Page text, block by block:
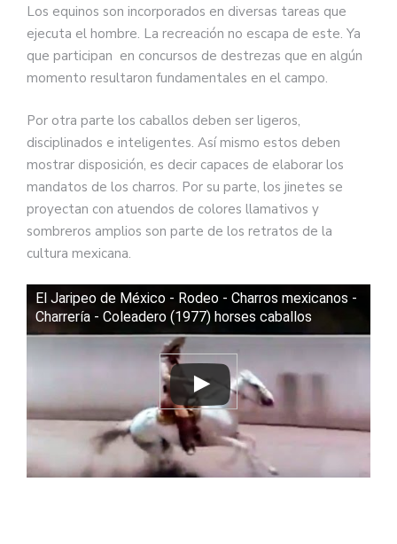
Los equinos son incorporados en diversas tareas que
ejecuta el hombre. La recreación no escapa de este. Ya
que participan en concursos de destrezas que en algún
momento resultaron fundamentales en el campo.
Por otra parte los caballos deben ser ligeros,
disciplinados e inteligentes. Así mismo estos deben
mostrar disposición, es decir capaces de elaborar los
mandatos de los charros. Por su parte, los jinetes se
proyectan con atuendos de colores llamativos y
sombreros amplios son parte de los retratos de la
cultura mexicana.
El Jaripeo de México - Rodeo - Charros mexicanos -
Charrería - Coleadero (1977) horses caballos